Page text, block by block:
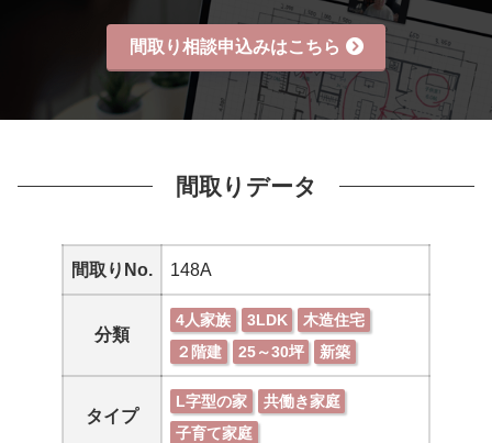
間取り相談申込みはこちら
間取りデータ
間取りNo. 148A
分類
4人家族 3LDK
木造住宅
２階建
25～30坪 新築
タイプ
L字型の家
共働き家庭
子育て家庭